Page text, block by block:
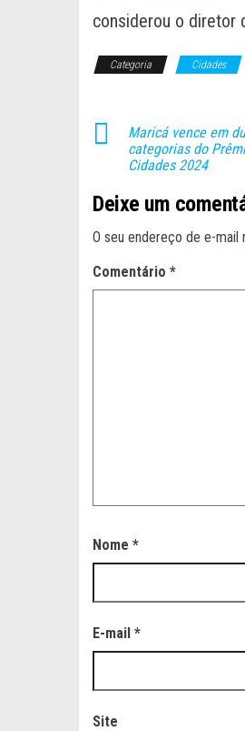
considerou o diretor
Categoria Cidades
Maricá vence em
categorias do
Cidades 2024
Deixe um
O seu endereço de e-mail
Comentário *
Nome *
E-mail *
Site